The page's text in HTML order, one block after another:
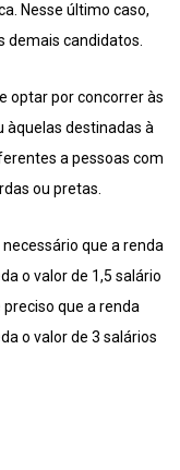
Nesse último caso,
demais candidatos.
optar por concorrer às
àquelas destinadas à
a pessoas com
ou pretas.
necessário que a renda
o valor de 1,5 salário
que a renda
o valor de 3 salários